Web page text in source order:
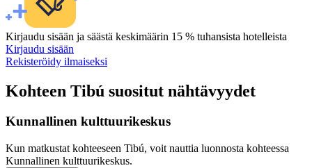
Kirjaudu sisään ja säästä keskimäärin 15 % tuhansista hotelleista
Kirjaudu sisään
Rekisteröidy ilmaiseksi
Kohteen Tibú suositut nähtävyydet
Kunnallinen kulttuurikeskus
Kun matkustat kohteeseen Tibú, voit nauttia luonnosta kohteessa
Kunnallinen kulttuurikeskus.